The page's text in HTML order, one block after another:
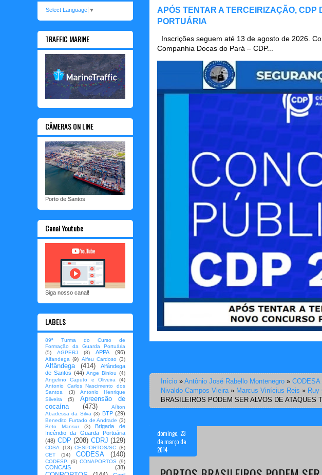
APÓS TENTAR A TERCEIRIZAÇÃO, CDP
PORTUÁRIA
Inscrições seguem até 13 de agosto de 2026.
Companhia Docas do Pará – CDP...
Início » Antônio José Rabello Montenegro » CODESA
Nivaldo Campos Vieira» Marcus Vinícius Reis » Ruy
BRASILEIROS PODEM SER ALVOS DE ATAQUES
domingo, 23
de março de
2014
Select Language ▼
TRAFFIC MARINE
CÂMERAS ON LINE
Porto de Santos
Canal Youtube
Siga nosso canal!
LABELS
89ª Turma do Curso de
Formação da Guarda Portuária
(5)
AGPERJ (8) APPA (96)
Alfandega (9) Alfeu Cardoso (3)
Alfândega (414)
Alfândega
de Santos (44) Ange Biniou (4)
Angelino Caputo e Oliveira
(4)
Antonio Carlos Nascimento dos
Santos.
(3)
Antonio Henrique
Silveira
(5)
Apreensão de
cocaína
(473)
Aílton
Abadessa da Silva (3) BTP (29)
Benedito Furtado de Andrade (3)
Beto Mansur
(3)
Brigada de
Incêndio da Guarda Portuária
(48) CDP (208) CDRJ (129)
CDSA (13) CESPORTOS/SC (8)
CET
(14) CODESA (140)
CODESP. (6) CONAPORTOS (9)
CONCAIS (38)